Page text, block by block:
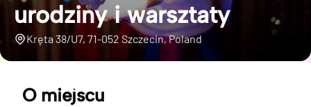
urodziny i warsztaty
Kręta 38/U7, 71-052 Szczecin, Poland
O miejscu